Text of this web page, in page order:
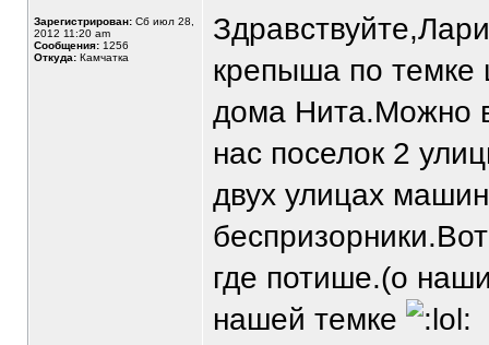
Зарегистрирован: Сб июл 28,
2012 11:20 am
Сообщения: 1256
Откуда: Камчатка
крепыша по темке
дома Нита.Можно
нас поселок 2
двух улицах
где потише.(о
нашей темке